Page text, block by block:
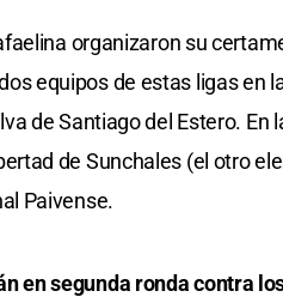
organizaron su
equipos de estas ligas en
de Santiago del Estero. En
de Sunchales (el otro
Paivense.
en segunda ronda contra